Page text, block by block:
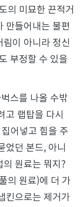
의 미묘한 끈적거
만들어내는 불편
이 아니라 정신
부정할 수 있을
스를 나올 수밖
고 랩탑을 다시
어넣고 힘을 주
었던 본드, 아니
원료는 뭐지?
의 원료)에 더 가
킨으로는 제거가